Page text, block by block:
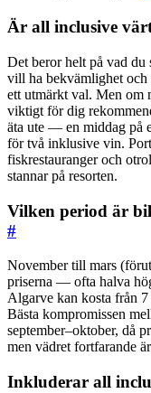
Är all inclusive
Det beror helt på vad du
vill ha bekvämlighet
ett utmärkt val. Men om
viktigt för dig
äta ute — en middag på
för två inklusive vin.
fiskrestauranger och
stannar på resorten.
Vilken period är
#
November till mars
priserna — ofta halva
Algarve kan kosta från
Bästa kompromissen
september–oktober, då
men vädret fortfarande
Inkluderar all